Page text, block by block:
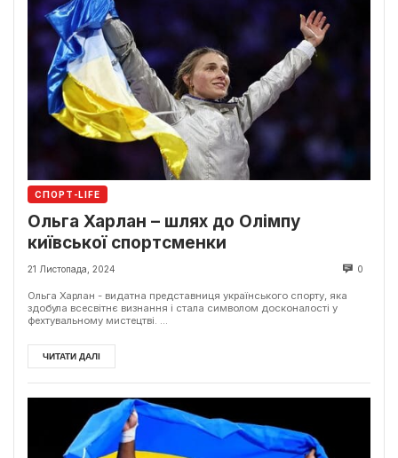
СПОРТ-LIFE
Ольга Харлан – шлях до Олімпу
київської спортсменки
21 Листопада, 2024 0
Ольга Харлан - видатна представниця українського спорту, яка
здобула всесвітнє визнання і стала символом досконалості у
фехтувальному мистецтві. ...
ЧИТАТИ ДАЛІ